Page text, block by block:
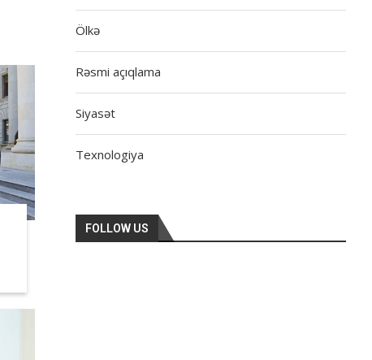
Ölkə
Rəsmi açıqlama
Siyasət
Texnologiya
FOLLOW US